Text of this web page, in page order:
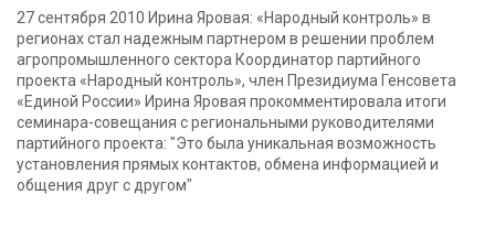
27 сентября 2010 Ирина Яровая: «Народный контроль» в
регионах стал надежным партнером в решении проблем
агропромышленного сектора Координатор партийного
проекта «Народный контроль», член Президиума Генсовета
«Единой России» Ирина Яровая прокомментировала итоги
семинара-совещания с региональными руководителями
партийного проекта: "Это была уникальная возможность
установления прямых контактов, обмена информацией и
общения друг с другом"